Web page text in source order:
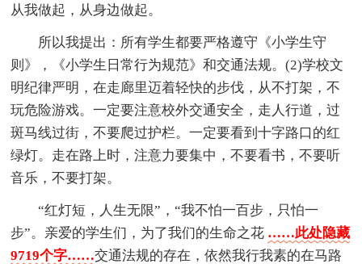
从我做起，从身边做起。
所以我提出：所有学生都要严格遵守《小学生守
则》，《小学生日常行为规范》和交通法规。(2)学校文
明纪律严明，在走廊里迈着轻快的步伐，从不打架，不
玩危险游戏。一定要注意校外交通安全，走人行道，过
斑马线过街，不要爬过护栏。一定要看到十字路口的红
绿灯。走在路上时，注意力要集中，不要看书，不要听
音乐，不要打架。
“红灯短，人生无限”，“我不怕一百步，只怕一
步”。亲爱的学生们，为了我们的生命之花 ……此处隐藏
9719个字……交通法规的存在，依然我行我素的在马路